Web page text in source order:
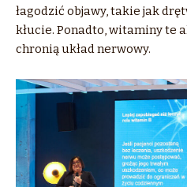
łagodzić objawy, takie jak
kłucie. Ponadto, witaminy te
chronią układ nerwowy.